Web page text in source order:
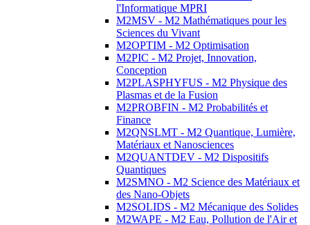
l'Informatique MPRI
M2MSV - M2 Mathématiques pour les
Sciences du Vivant
M2OPTIM - M2 Optimisation
M2PIC - M2 Projet, Innovation,
Conception
M2PLASPHYFUS - M2 Physique des
Plasmas et de la Fusion
M2PROBFIN - M2 Probabilités et
Finance
M2QNSLMT - M2 Quantique, Lumière,
Matériaux et Nanosciences
M2QUANTDEV - M2 Dispositifs
Quantiques
M2SMNO - M2 Science des Matériaux et
des Nano-Objets
M2SOLIDS - M2 Mécanique des Solides
M2WAPE - M2 Eau, Pollution de l'Air et